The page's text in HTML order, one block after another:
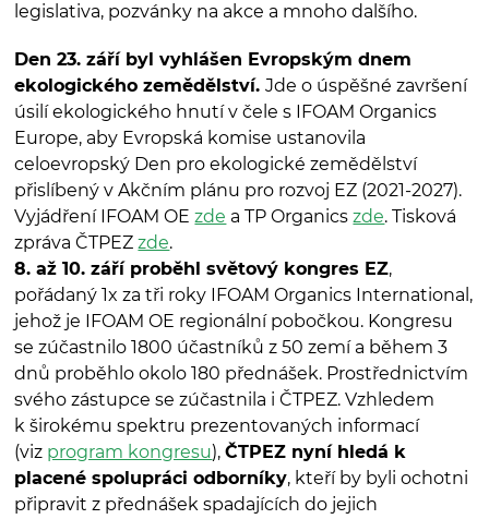
legislativa, pozvánky na akce a mnoho dalšího.
Den 23. září byl vyhlášen Evropským dnem
ekologického zemědělství.Jde o úspěšné završení
úsilí ekologického hnutí v čele s IFOAM Organics
Europe, aby Evropská komise ustanovila
celoevropský Den pro ekologické zemědělství
přislíbený v Akčním plánu pro rozvoj EZ (2021-2027).
Vyjádření IFOAM OEzde a TP Organicszde. Tisková
zpráva ČTPEZzde.
8. až 10. září proběhl světový kongres EZ,
pořádaný 1x za tři roky IFOAM Organics International,
jehož je IFOAM OE regionální pobočkou. Kongresu
se zúčastnilo 1800 účastníků z 50 zemí a během 3
dnů proběhlo okolo 180 přednášek. Prostřednictvím
svého zástupce se zúčastnila i ČTPEZ. Vzhledem
k širokému spektru prezentovaných informací
(viz program kongresu),ČTPEZ nyní hledá k
placené spolupráci odborníky, kteří by byli ochotni
připravit z přednášek spadajících do jejich